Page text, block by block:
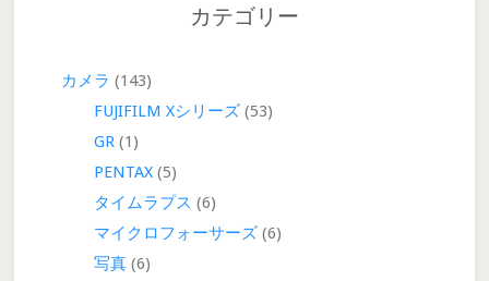
カテゴリー
カメラ (143)
FUJIFILM Xシリーズ(53)
GR(1)
PENTAX(5)
タイムラプス (6)
マイクロフォーサーズ(6)
写真(6)